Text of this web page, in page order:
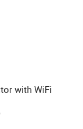
with WiFi